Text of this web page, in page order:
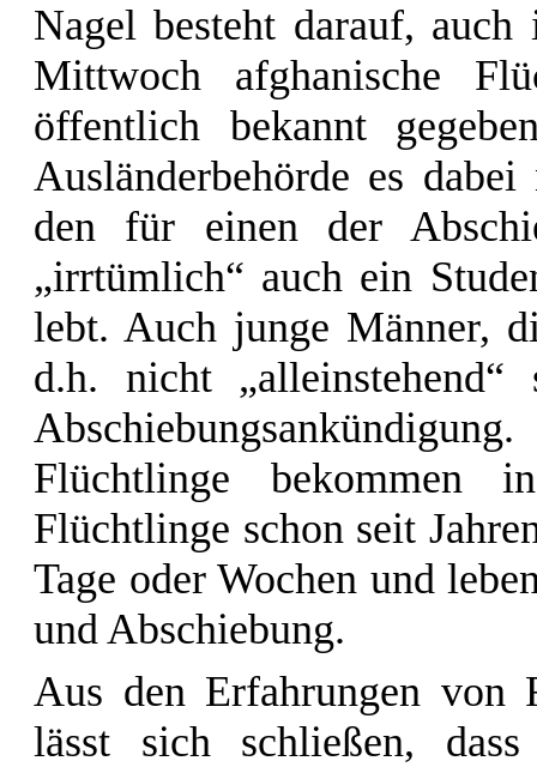
Nagel besteht darauf,
Mittwoch afghanische
öffentlich bekannt
Ausländerbehörde es
den für einen der
„irrtümlich“ auch ein
lebt. Auch junge Männer,
d.h. nicht
Flüchtlinge bekommen
Flüchtlinge schon seit
Tage oder Wochen und
und Abschiebung.
Aus den Erfahrungen von
lässt sich schließen,